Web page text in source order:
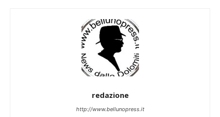
redazione
http://www.bellunopress.it